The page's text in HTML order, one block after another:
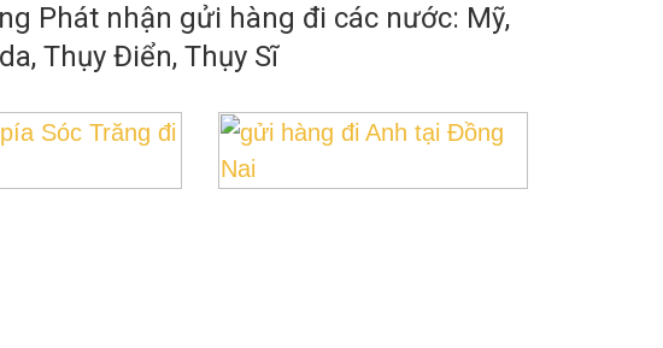
Phát nhận gửi hàng đi các nước: Mỹ,
Thụy Điển, Thụy Sĩ